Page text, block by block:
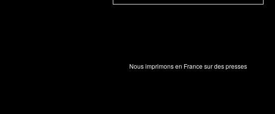
Nous imprimons en France sur des presses